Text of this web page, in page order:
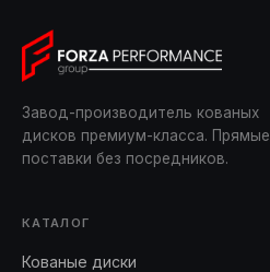
Завод-производитель кованых
дисков премиум-класса. Прямые
поставки без посредников.
КАТАЛОГ
Кованые диски